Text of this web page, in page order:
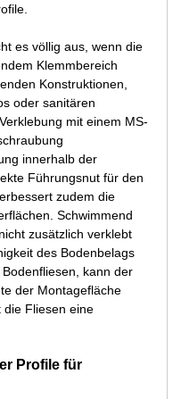
es völlig aus, wenn die
Klemmbereich
Konstruktionen,
oder sanitären
mit einem MS-
innerhalb der
Führungsnut für den
zudem die
Schwimmend
zusätzlich verklebt
des Bodenbelags
kann der
der Montagefläche
die Fliesen eine
Profile für